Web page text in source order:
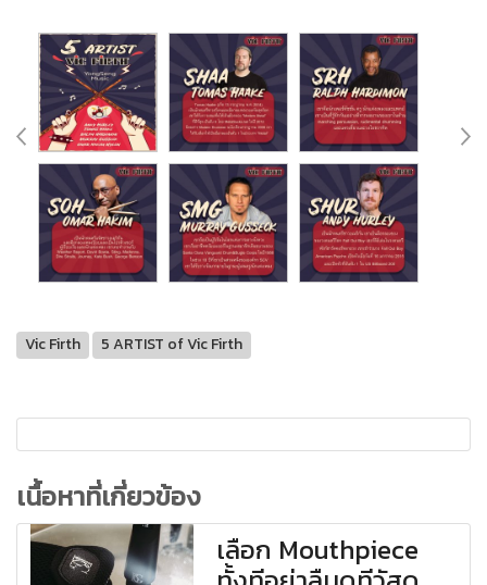
Vic Firth 5 ARTIST of Vic Firth
เนื้อหาที่เกี่ยวข้อง
เลือก Mouthpiece